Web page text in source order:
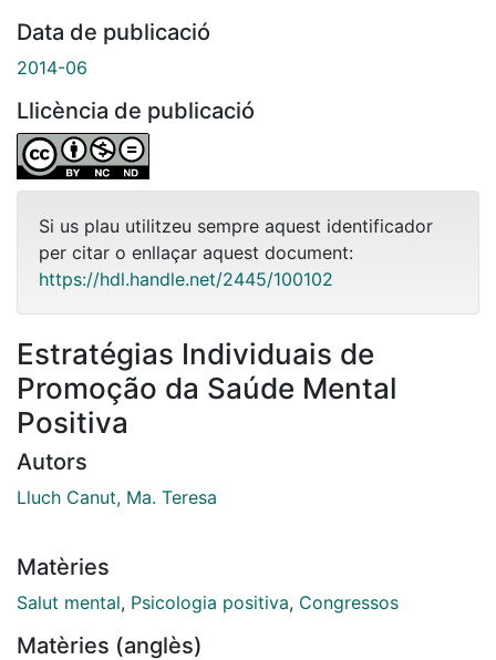
Data de publicació
2014-06
Llicència de publicació
Si us plau utilitzeu sempre aquest identificador
per citar o enllaçar aquest document:
https://hdl.handle.net/2445/100102
Estratégias Individuais de
Promoção da Saúde Mental
Positiva
Autors
Lluch Canut, Ma. Teresa
Matèries
Salut mental, Psicologia positiva, Congressos
Matèries (anglès)